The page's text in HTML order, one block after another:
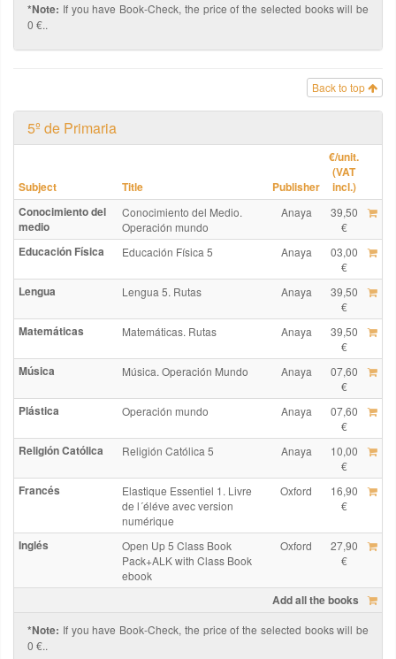
*Note: If you have Book-Check, the price of the selected books will be
0 €..
Back to top
5º de Primaria
Subject Title Publisher
€/unit.
(VAT
incl.)
Conocimiento del
medio
Conocimiento del Medio.
Operación mundo
Anaya
39,50
€
Educación Física Educación Física 5 Anaya
03,00
€
Lengua Lengua 5. Rutas Anaya
39,50
€
Matemáticas Matemáticas. Rutas Anaya
39,50
€
Música Música. Operación Mundo Anaya
07,60
€
Plástica Operación mundo Anaya
07,60
€
Religión Católica Religión Católica 5 Anaya
10,00
€
Francés
Elastique Essentiel 1. Livre
de l´éléve avec version
numérique
Oxford
16,90
€
Inglés
Open Up 5 Class Book
Pack+ALK with Class Book
ebook
Oxford
27,90
€
Add all the books
*Note: If you have Book-Check, the price of the selected books will be
0 €..